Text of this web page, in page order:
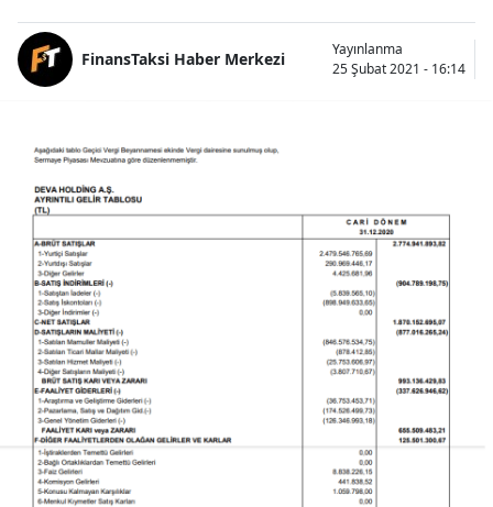
FinansTaksi Haber Merkezi
Yayınlanma
25 Şubat 2021 - 16:14